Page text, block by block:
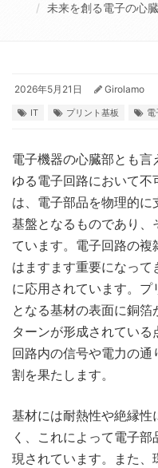
未来を創る電子の心
2026年5月21日 Girolamo
IT プリント基板 電
電子機器の心臓部とも
ゆる電子回路において不
は、電子部品を物理的
基盤となるものであり、
ています。電子回路の
はますます重要になっ
に応用されています。
となる基材の表面に銅
ターンが形成されてい
回路内の信号や電力の
割を果たします。
基材には耐熱性や絶縁性
く、これによって電子
現されています。また